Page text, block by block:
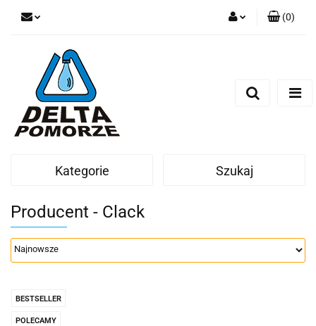
(0)
Kategorie Szukaj
Producent - Clack
BESTSELLER
POLECAMY